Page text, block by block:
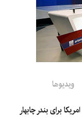
برای مقابله
می‌کند.
اسلامی حضور
تأکید کرده است که
ویدیوها
برای بندر چابهار